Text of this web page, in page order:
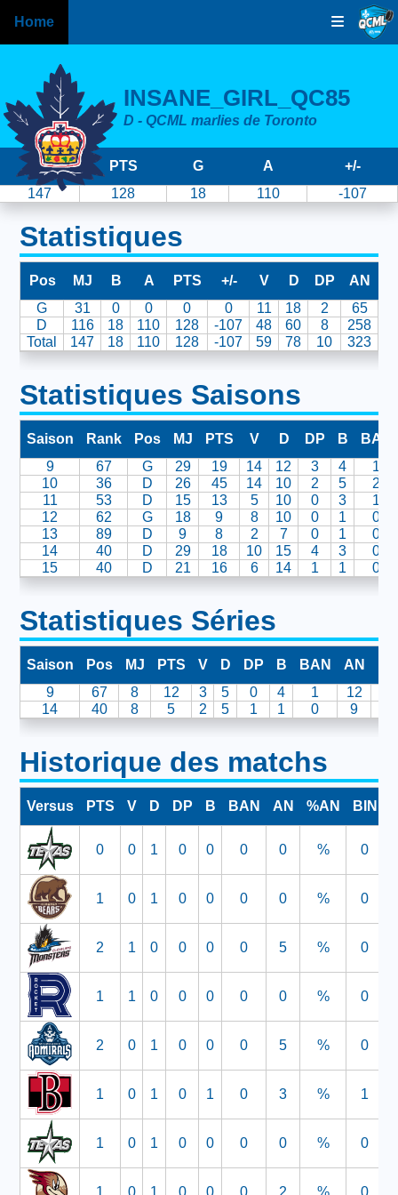
Home
INSANE_GIRL_QC85
D - QCML marlies de Toronto
MJ PTS G A
+/-
147
128 18 110 -107
Statistiques
Pos MJ B A PTS +/- V D DP AN
G
31 0 0 0 0 11 18 2 65
D
116 18 110 128 -107 48 60 8 258
Total
147 18 110 128 -107 59 78 10 323
Statistiques Saisons
Saison Rank Pos MJ PTS V D DP B
BAN
9
67 G 29 19 14 12 3 4
1
10
36 D 26 45 14 10 2 5
2
11
53 D 15 13 5 10 0 3
1
12
62 G 18 9 8 10 0 1
0
13
89 D 9 8 2 7 0 1
0
14
40 D 29 18 10 15 4 3
0
15
40 D 21 16 6 14 1 1 0
Statistiques Séries
Saison Pos MJ PTS V D DP B BAN AN
9
67 8 12 3 5 0 4 1 12
14
40 8 5 2 5 1 1 0 9
Historique des matchs
Versus PTS V D DP B BAN AN %AN BIN
0 0 1 0 0 0 0 % 0
1 0 1 0 0 0 0 % 0
2 1 0 0 0 0 5 % 0
1 1 0 0 0 0 0 % 0
2 0 1 0 0 0 5 % 0
1 0 1 0 1 0 3 % 1
1 0 1 0 0 0 0 % 0
1 0 1 0 0 0 2 % 0